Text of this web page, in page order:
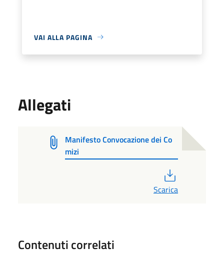
VAI ALLA PAGINA
Allegati
Manifesto Convocazione dei Co
mizi
Scarica
Contenuti correlati